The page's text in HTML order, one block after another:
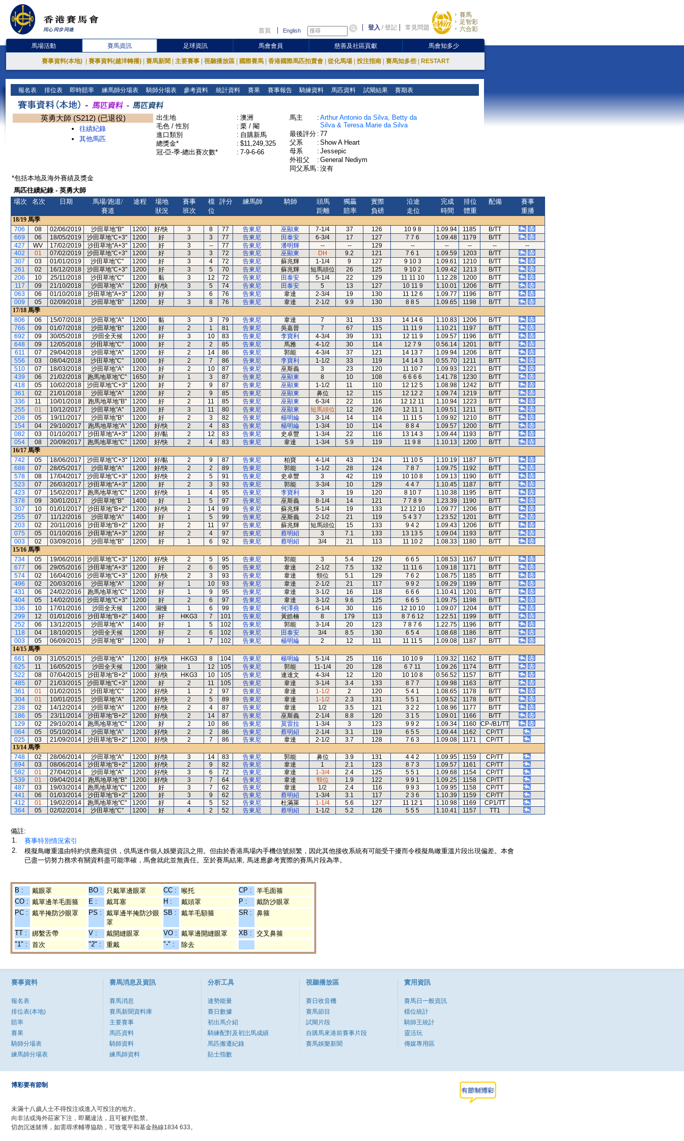
首頁 English 登入 /登記 常見問題
賽馬
足智彩
六合彩
馬場活動 賽馬資訊 足球資訊 馬會會員 慈善及社區貢獻 馬會知多少
賽事資料(本地) 賽事資料(越洋轉播) 賽馬新聞 主要賽事 視聽播放區 國際賽馬 香港國際馬匹拍賣會 從化馬場 投注指南 賽馬知多些 RESTART
報名表 排位表 即時賠率 練馬師分場表 騎師分場表 參考資料 統計資料 賽果 賽事報告 騎練資料 馬匹資料 試閘結果 賽期表
英勇大師 (S212) (已退役)
往績紀錄
其他馬匹
出生地 : 澳洲
毛色 / 性別
: 栗 / 閹
進口類別
: 自購新馬
總獎金*
: $11,249,325
冠-亞-季-總出賽次數*
: 7-9-6-66
馬主 : Arthur Antonio da Silva, Betty da
Silva & Teresa Marie da Silva
最後評分 : 77
父系
: Show A Heart
母系
: Jessepic
外祖父
: General Nediym
同父系馬 : 沒有
*包括本地及海外賽績及獎金
馬匹往績紀錄 - 英勇大師
場次
名次 日期
馬場/跑道/
賽道
途程
場地
狀況
賽事
班次
檔
位
評分 練馬師 騎師
頭馬
距離
獨贏
賠率
實際
負磅
沿途
走位
完成
時間
排位
體重
配備
賽事
重播
18/19 馬季
706
08 02/06/2019 沙田草地"B" 1200 好/快 3 8 77 告東尼 巫顯東 7-1/4 37 126 10 9 8 1.09.94 1185
B/TT
669
06 18/05/2019 沙田草地"C+3" 1200 好 3 3 77 告東尼 田泰安 6-3/4 17 127 7 7 6 1.09.48 1179
B/TT
427
WV 17/02/2019 沙田草地"A+3" 1200 好 3 -- 77 告東尼 潘明輝 -- -- 129 -- -- -- --
--
402
01 07/02/2019 沙田草地"C+3" 1200 好 3 3 72 告東尼 巫顯東 DH 9.2 121 7 6 1 1.09.59 1203
B/TT
307
03 01/01/2019 沙田草地"C" 1200 好 3 4 72 告東尼 蘇兆輝 1-1/4 9 127 9 10 3 1.09.61 1210
B/TT
261
02 16/12/2018 沙田草地"C+3" 1200 好 3 5 70 告東尼 蘇兆輝 短馬頭位 26 125 9 10 2 1.09.42 1213
B/TT
206
10 25/11/2018 沙田草地"C" 1200 黏 3 12 72 告東尼 田泰安 5-1/4 22 129 11 11 10 1.12.28 1200
B/TT
117
09 21/10/2018 沙田草地"A" 1200 好/快 3 5 74 告東尼 田泰安 5 13 127 10 11 9 1.10.01 1206
B/TT
063
06 01/10/2018 沙田草地"A+3" 1200 好 3 6 76 告東尼 韋達 2-3/4 19 130 11 12 6 1.09.77 1196
B/TT
009
05 02/09/2018 沙田草地"B" 1200 好 3 8 76 告東尼 韋達 2-1/2 9.9 130 8 8 5 1.09.65 1198
B/TT
17/18 馬季
806
06 15/07/2018 沙田草地"A" 1200 黏 3 3 79 告東尼 韋達 7 31 133 14 14 6 1.10.83 1206
B/TT
766
09 01/07/2018 沙田草地"B" 1200 好 2 1 81 告東尼 吳嘉晉 7 67 115 11 11 9 1.10.21 1197
B/TT
692
09 30/05/2018 沙田全天候 1200 好 3 10 83 告東尼 李寶利 4-3/4 39 131 12 11 9 1.09.57 1196
B/TT
648
09 12/05/2018 沙田草地"C" 1000 好 2 2 85 告東尼 馬雅 4-1/2 30 114 12 7 9 0.56.14 1201
B/TT
611
07 29/04/2018 沙田草地"A" 1200 好 2 14 86 告東尼 郭能 4-3/4 37 121 14 13 7 1.09.94 1206
B/TT
556
03 08/04/2018 沙田草地"C" 1000 好 2 7 86 告東尼 李寶利 1-1/2 33 119 14 14 3 0.55.70 1211
B/TT
510
07 18/03/2018 沙田草地"A" 1200 好 2 10 87 告東尼 巫斯義 3 23 120 11 10 7 1.09.93 1221
B/TT
439
06 21/02/2018 跑馬地草地"C" 1650 好 1 3 87 告東尼 巫顯東 8 10 108 6 6 6 6 1.41.78 1230
B/TT
418
05 10/02/2018 沙田草地"C+3" 1200 好 2 9 87 告東尼 巫顯東 1-1/2 11 110 12 12 5 1.08.98 1242
B/TT
361
02 21/01/2018 沙田草地"A" 1200 好 2 9 85 告東尼 巫顯東 鼻位 12 115 12 12 2 1.09.74 1219
B/TT
336
11 10/01/2018 跑馬地草地"B" 1200 好 2 11 85 告東尼 巫顯東 6-3/4 22 116 12 12 11 1.10.94 1223
B/TT
255
01 10/12/2017 沙田草地"A" 1200 好 3 11 80 告東尼 巫顯東 短馬頭位 12 126 12 11 1 1.09.51 1211
B/TT
208
05 19/11/2017 沙田草地"B" 1200 好 2 3 82 告東尼 楊明綸 3-1/4 14 114 11 11 5 1.09.92 1210
B/TT
154
04 29/10/2017 跑馬地草地"A" 1200 好/快 2 4 83 告東尼 楊明綸 1-3/4 10 114 8 8 4 1.09.57 1200
B/TT
082
03 01/10/2017 沙田草地"A+3" 1200 好/黏 2 12 83 告東尼 史卓豐 1-3/4 22 116 13 14 3 1.09.44 1193
B/TT
054
08 20/09/2017 跑馬地草地"C" 1200 好/快 2 4 83 告東尼 韋達 1-3/4 5.9 119 11 9 8 1.10.13 1200
B/TT
16/17 馬季
742
05 18/06/2017 沙田草地"C+3" 1200 好/黏 2 9 87 告東尼 柏寶 4-1/4 43 124 11 10 5 1.10.19 1187
B/TT
688
07 28/05/2017 沙田草地"A" 1200 好/快 2 2 89 告東尼 郭能 1-1/2 28 124 7 8 7 1.09.75 1192
B/TT
578
08 17/04/2017 沙田草地"C+3" 1200 好/快 2 5 91 告東尼 史卓豐 3 42 119 10 10 8 1.09.13 1190
B/TT
523
07 26/03/2017 沙田草地"A+3" 1200 好 2 3 93 告東尼 郭能 3-3/4 10 129 4 4 7 1.10.45 1187
B/TT
423
07 15/02/2017 跑馬地草地"C" 1200 好/快 1 4 95 告東尼 李寶利 3 19 120 8 10 7 1.10.38 1195
B/TT
378
09 30/01/2017 沙田草地"B" 1400 好 1 5 97 告東尼 巫斯義 8-1/4 14 121 7 7 8 9 1.23.39 1190
B/TT
307
10 01/01/2017 沙田草地"B+2" 1200 好/快 2 14 99 告東尼 蘇兆輝 5-1/4 19 133 12 12 10 1.09.77 1206
B/TT
255
07 11/12/2016 沙田草地"A" 1400 好 1 5 99 告東尼 巫斯義 2-1/2 21 119 5 4 3 7 1.23.52 1201
B/TT
203
02 20/11/2016 沙田草地"B+2" 1200 好 2 11 97 告東尼 蘇兆輝 短馬頭位 15 133 9 4 2 1.09.43 1206
B/TT
075
05 01/10/2016 沙田草地"A+3" 1200 好 2 4 97 告東尼 蔡明紹 3 7.1 133 13 13 5 1.09.04 1193
B/TT
003
02 03/09/2016 沙田草地"B" 1200 好 1 6 92 告東尼 蔡明紹 3/4 21 113 11 10 2 1.08.33 1180
B/TT
15/16 馬季
734
05 19/06/2016 沙田草地"C+3" 1200 好/快 2 5 95 告東尼 郭能 3 5.4 129 6 6 5 1.08.53 1167
B/TT
677
06 29/05/2016 沙田草地"A+3" 1200 好 2 6 95 告東尼 韋達 2-1/2 7.5 132 11 11 6 1.09.18 1171
B/TT
574
02 16/04/2016 沙田草地"C+3" 1200 好/快 2 3 93 告東尼 韋達 頸位 5.1 129 7 6 2 1.08.75 1185
B/TT
496
02 20/03/2016 沙田草地"A" 1200 好 1 10 93 告東尼 韋達 2-1/2 21 117 9 9 2 1.09.29 1199
B/TT
431
06 24/02/2016 跑馬地草地"C" 1200 好 1 9 95 告東尼 韋達 3-1/2 16 118 6 6 6 1.10.41 1201
B/TT
404
05 14/02/2016 沙田草地"C+3" 1200 好 2 6 97 告東尼 韋達 3-1/2 9.6 125 6 6 5 1.09.75 1198
B/TT
336
10 17/01/2016 沙田全天候 1200 濕慢 1 6 99 告東尼 何澤堯 6-1/4 30 116 12 10 10 1.09.07 1204
B/TT
299
12 01/01/2016 沙田草地"B+2" 1400 好 HKG3 7 101 告東尼 黃皓楠 8 179 113 8 7 6 12 1.22.51 1199
B/TT
252
06 13/12/2015 沙田草地"A" 1400 好 1 5 102 告東尼 郭能 3-1/4 20 123 7 8 7 6 1.22.75 1196
B/TT
118
04 18/10/2015 沙田全天候 1200 好 2 6 102 告東尼 田泰安 3/4 8.5 130 6 5 4 1.08.68 1186
B/TT
003
05 06/09/2015 沙田草地"B" 1200 好 1 7 102 告東尼 楊明綸 2 12 111 11 11 5 1.09.08 1187
B/TT
14/15 馬季
661
09 31/05/2015 沙田草地"A" 1200 好/快 HKG3 8 104 告東尼 楊明綸 5-1/4 25 116 10 10 9 1.09.32 1162
B/TT
625
11 16/05/2015 沙田全天候 1200 濕快 1 12 105 告東尼 郭能 11-1/4 20 128 6 7 11 1.09.26 1174
B/TT
522
08 07/04/2015 沙田草地"B+2" 1000 好/快 HKG3 10 105 告東尼 連達文 4-3/4 12 120 10 10 8 0.56.52 1157
B/TT
485
07 21/03/2015 沙田草地"C+3" 1200 好 2 11 105 告東尼 韋達 3-1/4 3.4 133 8 7 7 1.09.98 1163
B/TT
361
01 01/02/2015 沙田草地"C" 1200 好/快 1 2 97 告東尼 韋達 1-1/2 2 120 5 4 1 1.08.65 1178
B/TT
304
01 10/01/2015 沙田草地"A" 1200 好/快 2 5 89 告東尼 韋達 1-1/2 2.3 131 5 5 1 1.09.52 1178
B/TT
238
02 14/12/2014 沙田草地"A" 1200 好/快 2 4 87 告東尼 韋達 1/2 3.5 121 3 2 2 1.08.96 1177
B/TT
186
05 23/11/2014 沙田草地"B+2" 1200 好/快 2 14 87 告東尼 巫斯義 2-1/4 8.8 120 3 1 5 1.09.01 1166
B/TT
129
02 29/10/2014 跑馬地草地"C" 1200 好 2 10 86 告東尼 莫雷拉 1-3/4 3 123 9 9 2 1.09.34 1160 CP-/B1/TT
064
05 05/10/2014 沙田草地"A" 1200 好/快 2 2 86 告東尼 蔡明紹 2-1/4 3.1 119 6 5 5 1.09.44 1162
CP/TT
025
03 21/09/2014 沙田草地"B+2" 1200 好/快 2 7 86 告東尼 韋達 2-1/2 3.7 128 7 6 3 1.09.08 1171
CP/TT
13/14 馬季
748
02 28/06/2014 沙田草地"A" 1200 好/快 3 14 83 告東尼 郭能 鼻位 3.9 131 4 4 2 1.09.95 1159
CP/TT
694
03 08/06/2014 沙田草地"B+2" 1200 好/快 2 9 82 告東尼 韋達 1 2.1 123 8 7 3 1.09.57 1161
CP/TT
582
01 27/04/2014 沙田草地"A" 1200 好/快 3 6 72 告東尼 韋達 1-3/4 2.4 125 5 5 1 1.09.68 1154
CP/TT
539
01 09/04/2014 跑馬地草地"B" 1200 好/快 3 7 64 告東尼 韋達 頸位 1.9 122 9 9 1 1.09.25 1158
CP/TT
487
03 19/03/2014 跑馬地草地"C" 1200 好 3 7 62 告東尼 韋達 1/2 2.4 116 9 9 3 1.09.95 1158
CP/TT
441
06 01/03/2014 沙田草地"B+2" 1200 好 3 9 62 告東尼 蔡明紹 1-3/4 3.1 117 2 3 6 1.10.39 1159
CP/TT
412
01 19/02/2014 跑馬地草地"C" 1200 好 4 5 52 告東尼 杜滿萊 1-1/4 5.6 127 11 12 1 1.10.98 1169
CP1/TT
364
05 02/02/2014 沙田草地"C" 1200 好 4 2 52 告東尼 蔡明紹 1-1/2 5.2 126 5 5 5 1.10.41 1157 TT1
備註:
1.
賽事特別情況索引
2.
模擬鳥瞰重溫由特約供應商提供，供馬迷作個人娛樂資訊之用。但由於香港馬場內手機信號頻繁，因此其他接收系統有可能受干擾而令模擬鳥瞰重溫片段出現偏差。本會
已盡一切努力務求有關資料盡可能準確，馬會就此並無責任。至於賽馬結果, 馬迷應參考實際的賽馬片段為準。
B : 戴眼罩 BO : 只戴單邊眼罩 CC : 喉托 CP :
羊毛面箍
CO : 戴單邊羊毛面箍 E : 戴耳塞 H : 戴頭罩 P :
戴防沙眼罩
PC : 戴半掩防沙眼罩 PS :
戴單邊半掩防沙眼
罩
SB : 戴羊毛額箍 SR : 鼻箍
TT : 綁繫舌帶 V : 戴開縫眼罩 VO : 戴單邊開縫眼罩 XB :
交叉鼻箍
"1" :
首次 "2" : 重戴 "-" : 除去
賽事資料
報名表
排位表(本地)
賠率
賽果
騎師分場表
練馬師分場表
賽馬消息及資訊
賽馬消息
賽馬新聞資料庫
主要賽事
馬匹資料
騎師資料
練馬師資料
分析工具
速勢能量
賽日數據
初出馬介紹
騎練配對及初岀馬成績
馬匹搬遷紀錄
貼士指數
視聽播放區
賽日收音機
賽馬節目
試閘片段
自購馬來港前賽事片段
賽馬娛樂新聞
實用資訊
賽馬日一般資訊
檔位統計
騎師王統計
靈活玩
傳媒專用區
博彩要有節制
未滿十八歲人士不得投注或進入可投注的地方。
向非法或海外莊家下注，即屬違法，且可被判監禁。
切勿沉迷賭博，如需尋求輔導協助，可致電平和基金熱線1834 633。